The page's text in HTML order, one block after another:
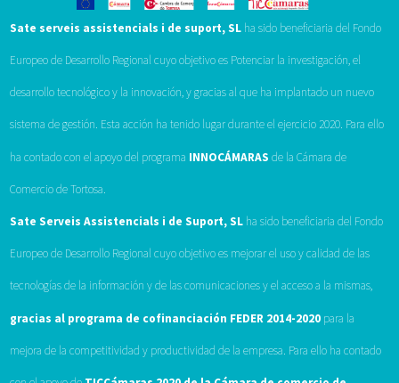
Sate serveis assistencials i de suport, SL ha sido beneficiaria del Fondo
Europeo de Desarrollo Regional cuyo objetivo es Potenciar la investigación, el
desarrollo tecnológico y la innovación, y gracias al que ha implantado un nuevo
sistema de gestión. Esta acción ha tenido lugar durante el ejercicio 2020. Para ello
ha contado con el apoyo del programa INNOCÁMARAS de la Cámara de
Comercio de Tortosa.
Sate Serveis Assistencials i de Suport, SL ha sido beneficiaria del Fondo
Europeo de Desarrollo Regional cuyo objetivo es mejorar el uso y calidad de las
tecnologías de la información y de las comunicaciones y el acceso a la mismas,
gracias al programa de cofinanciación FEDER 2014-2020 para la
mejora de la competitividad y productividad de la empresa. Para ello ha contado